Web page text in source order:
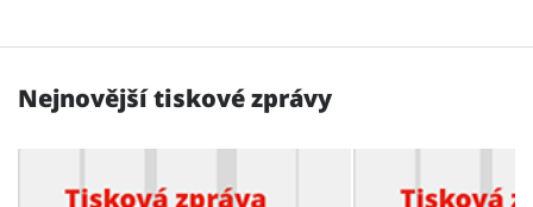
Nejnovější tiskové zprávy